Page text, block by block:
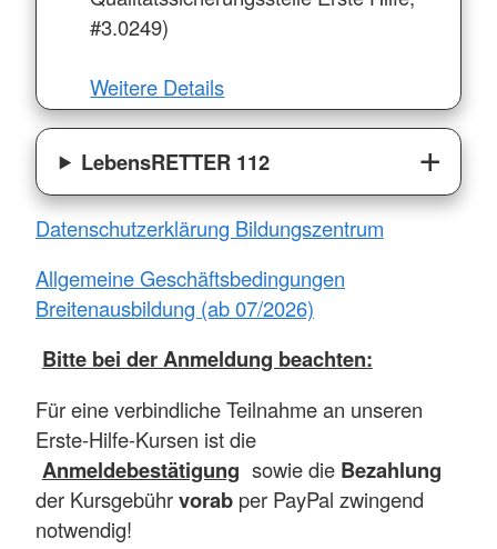
#3.0249)
Weitere Details
LebensRETTER 112
Datenschutzerklärung Bildungszentrum
Allgemeine Geschäftsbedingungen
Breitenausbildung (ab 07/2026)
Bitte bei der Anmeldung beachten:
Für eine verbindliche Teilnahme an unseren
Erste-Hilfe-Kursen ist die
Anmeldebestätigung sowie die Bezahlung
der Kursgebührvorab per PayPal zwingend
notwendig!